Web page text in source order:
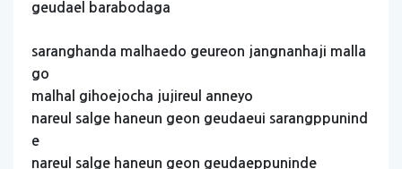
geudael
barabodaga
saranghanda malhaedo geureon jangnanhaji malla
go
malhal
gihoejocha jujireul
anneyo
nareul
salge haneun geon geudaeui sarangppunind
e
nareul
salge haneun geon geudaeppuninde